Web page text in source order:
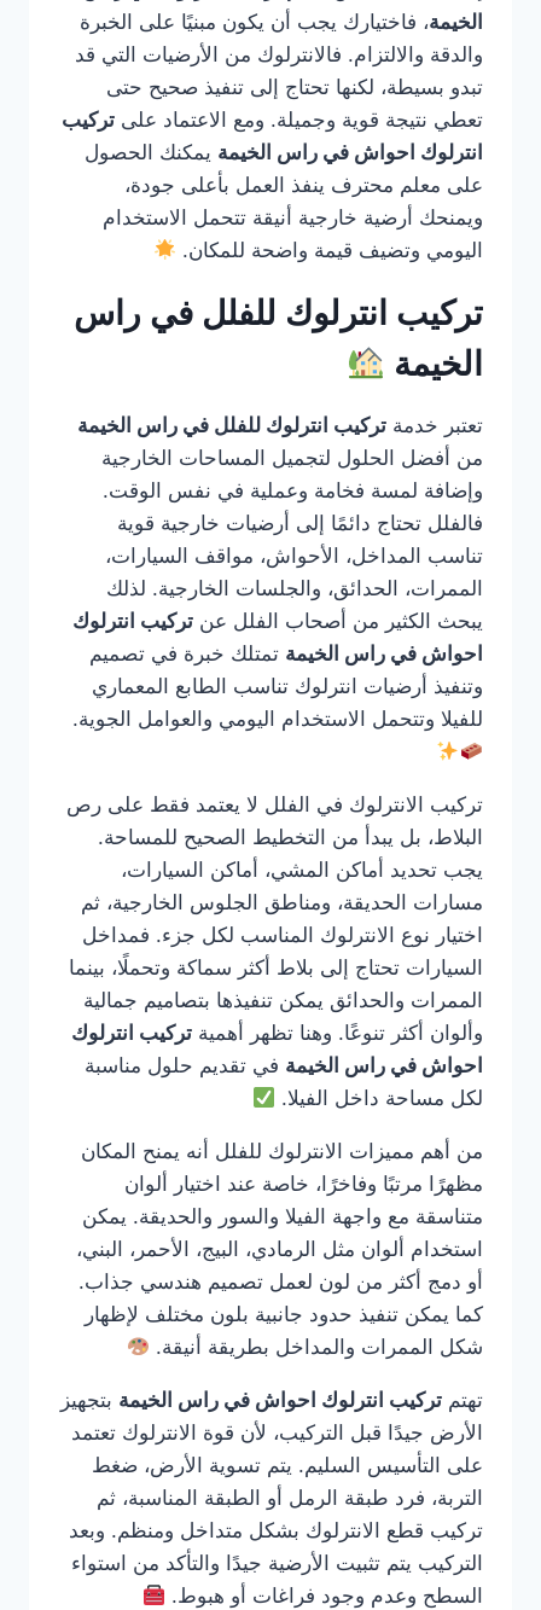
الخيمة، فاختيارك يجب أن يكون مبنيًا على الخبرة
والدقة والالتزام. فالانترلوك من الأرضيات التي قد
تبدو بسيطة، لكنها تحتاج إلى تنفيذ صحيح حتى
تعطي نتيجة قوية وجميلة. ومع الاعتماد على تركيب
انترلوك احواش في راس الخيمة يمكنك الحصول
على معلم محترف ينفذ العمل بأعلى جودة،
ويمنحك أرضية خارجية أنيقة تتحمل الاستخدام
اليومي وتضيف قيمة واضحة للمكان.
تركيب انترلوك للفلل في راس
الخيمة
تعتبر خدمة تركيب انترلوك للفلل في راس الخيمة
من أفضل الحلول لتجميل المساحات الخارجية
وإضافة لمسة فخامة وعملية في نفس الوقت.
فالفلل تحتاج دائمًا إلى أرضيات خارجية قوية
تناسب المداخل، الأحواش، مواقف السيارات،
الممرات، الحدائق، والجلسات الخارجية. لذلك
يبحث الكثير من أصحاب الفلل عن تركيب انترلوك
احواش في راس الخيمة تمتلك خبرة في تصميم
وتنفيذ أرضيات انترلوك تناسب الطابع المعماري
للفيلا وتتحمل الاستخدام اليومي والعوامل الجوية.
تركيب الانترلوك في الفلل لا يعتمد فقط على رص
البلاط، بل يبدأ من التخطيط الصحيح للمساحة.
يجب تحديد أماكن المشي، أماكن السيارات،
مسارات الحديقة، ومناطق الجلوس الخارجية، ثم
اختيار نوع الانترلوك المناسب لكل جزء. فمداخل
السيارات تحتاج إلى بلاط أكثر سماكة وتحملًا، بينما
الممرات والحدائق يمكن تنفيذها بتصاميم جمالية
وألوان أكثر تنوعًا. وهنا تظهر أهمية تركيب انترلوك
احواش في راس الخيمة في تقديم حلول مناسبة
لكل مساحة داخل الفيلا.
من أهم مميزات الانترلوك للفلل أنه يمنح المكان
مظهرًا مرتبًا وفاخرًا، خاصة عند اختيار ألوان
متناسقة مع واجهة الفيلا والسور والحديقة. يمكن
استخدام ألوان مثل الرمادي، البيج، الأحمر، البني،
أو دمج أكثر من لون لعمل تصميم هندسي جذاب.
كما يمكن تنفيذ حدود جانبية بلون مختلف لإظهار
شكل الممرات والمداخل بطريقة أنيقة.
تهتم تركيب انترلوك احواش في راس الخيمة بتجهيز
الأرض جيدًا قبل التركيب، لأن قوة الانترلوك تعتمد
على التأسيس السليم. يتم تسوية الأرض، ضغط
التربة، فرد طبقة الرمل أو الطبقة المناسبة، ثم
تركيب قطع الانترلوك بشكل متداخل ومنظم. وبعد
التركيب يتم تثبيت الأرضية جيدًا والتأكد من استواء
السطح وعدم وجود فراغات أو هبوط.